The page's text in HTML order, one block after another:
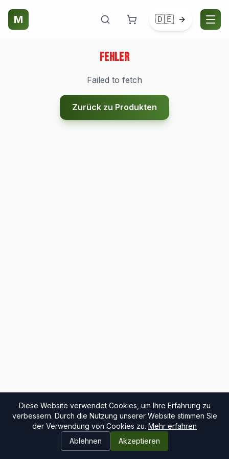
M 🇩🇪
Diese Website verwendet Cookies, um Ihre Erfahrung zu
verbessern. Durch die Nutzung unserer Website stimmen Sie
der Verwendung von Cookies zu. Mehr erfahren
Ablehnen
Akzeptieren
Fehler
Failed to fetch
Zurück zu Produkten